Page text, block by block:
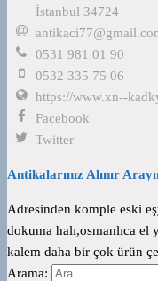
İstanbul 34724
0531 981 01 90
0532 335 75 06
https://www.xn--
Facebook
Twitter
Antikalarınız Alınır
Adresinden komple eski
dokuma halı,osmanlıca
kalem daha bir çok ürün
Arama: